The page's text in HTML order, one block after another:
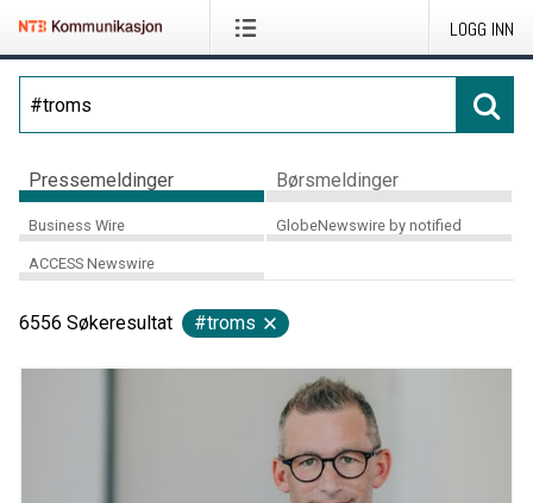
LOGG INN
Pressemeldinger Børsmeldinger
Business Wire GlobeNewswire by notified
ACCESS Newswire
6556 Søkeresultat #troms